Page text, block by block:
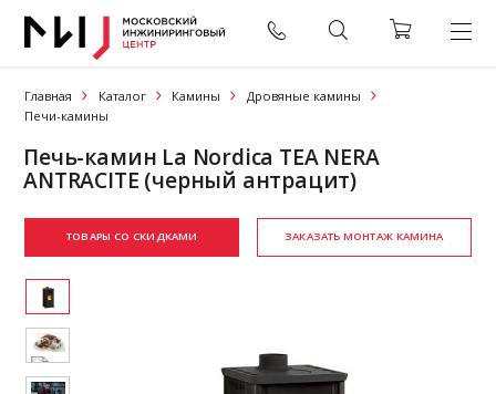
Главная Каталог Камины
Дровяные камины
Печи-камины
Печь-камин La Nordica TEA NERA
ANTRACITE (черный антрацит)
ТОВАРЫ СО СКИДКАМИ ЗАКАЗАТЬ МОНТАЖ КАМИНА